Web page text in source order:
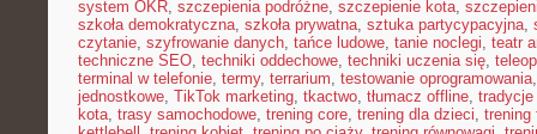
system OKR, szczepienia podróżne, szczepienie kota,
szkoła demokratyczna, szkoła prywatna, sztuka partycypacyjna,
czytanie, szyfrowanie danych, tańce ludowe, tanie noclegi, teatr
techniczne SEO, techniki oddechowe, techniki uczenia się,
terminal w telefonie, termy, terrarium, testowanie oprogramowania
jednostkowe, TikTok marketing, tkactwo, tłumacz offline, tradycje
kota, trasy samochodowe, trening core, trening dla dzieci, trening